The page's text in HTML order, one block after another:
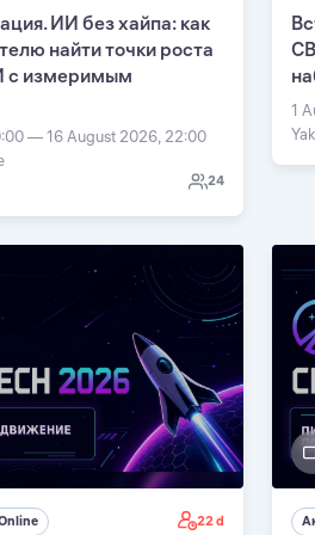
ИИ без хайпа: как
найти точки роста
с измеримым
— 16 August 2026, 22:00
24
1
22 d